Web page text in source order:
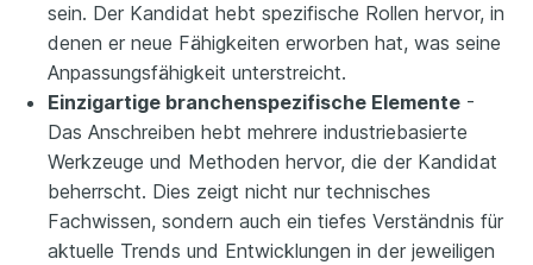
sein. Der Kandidat hebt spezifische Rollen hervor, in
denen er neue Fähigkeiten erworben hat, was seine
Anpassungsfähigkeit unterstreicht.
Einzigartige branchenspezifische Elemente -
Das Anschreiben hebt mehrere industriebasierte
Werkzeuge und Methoden hervor, die der Kandidat
beherrscht. Dies zeigt nicht nur technisches
Fachwissen, sondern auch ein tiefes Verständnis für
aktuelle Trends und Entwicklungen in der jeweiligen